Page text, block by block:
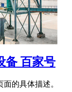
备 百家号
的具体描述。